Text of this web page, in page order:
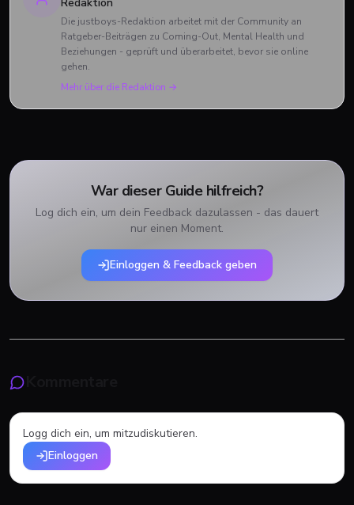
Die justboys-Redaktion arbeitet mit der Community an
Ratgeber-Beiträgen zu Coming-Out, Mental Health und
Beziehungen - geprüft und überarbeitet, bevor sie online
gehen.
Mehr über die Redaktion →
War dieser Guide hilfreich?
Log dich ein, um dein Feedback dazulassen - das dauert
nur einen Moment.
Einloggen & Feedback geben
Logg dich ein, um mitzudiskutieren.
Einloggen